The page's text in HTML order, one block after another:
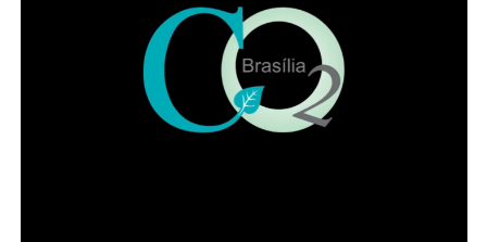
10. Estacionamento do Estádio Bezerrão;
11. Quadra 56, Setor Central, fundos do Centro de
Ensino Especial I do Gama e atrás do depósito de
containers de resíduos do Gama Shopping;